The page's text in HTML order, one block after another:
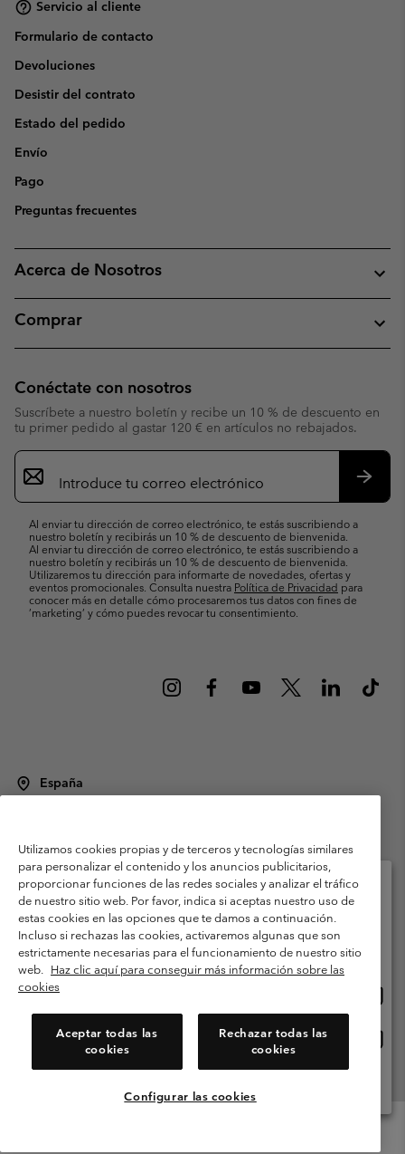
Servicio al cliente
Formulario de contacto
Devoluciones
Desistir del contrato
Estado del pedido
Envío
Pago
Preguntas frecuentes
Acerca de Nosotros
Comprar
Conéctate con nosotros
Suscríbete a nuestro boletín y recibe un 10 % de descuento en
tu primer pedido al gastar 120 € en artículos no rebajados.
Suscripción
de
correo
Al enviar tu dirección de correo electrónico, te estás suscribiendo a
nuestro boletín y recibirás un 10 % de descuento de bienvenida.
Al enviar tu dirección de correo electrónico, te estás suscribiendo a
nuestro boletín y recibirás un 10 % de descuento de bienvenida.
Utilizaremos tu dirección para informarte de novedades, ofertas y
eventos promocionales. Consulta nuestra Política de Privacidad para
conocer más en detalle cómo procesaremos tus datos con fines de
’marketing’ y cómo puedes revocar tu consentimiento.
España
Condiciones de uso
Terminos de Venta
Garantía
Política de Privacidad
Términos y condiciones del programa de miembros
Términos De Uso Del Contenido Generado Por Los Usuarios
Impressum
Cookies Public CBCR
Utilizamos cookies propias y de terceros y tecnologías similares
para personalizar el contenido y los anuncios publicitarios,
proporcionar funciones de las redes sociales y analizar el tráfico
de nuestro sitio web. Por favor, indica si aceptas nuestro uso de
estas cookies en las opciones que te damos a continuación.
Incluso si rechazas las cookies, activaremos algunas que son
estrictamente necesarias para el funcionamiento de nuestro sitio
web. Haz clic aquí para conseguir más información sobre las
cookies
Aceptar todas las
cookies
Rechazar todas las
cookies
Configurar las cookies
Selecciona tu país e idioma envío
Compras en línea disponibles
línea
España
Ver Todos Los Países